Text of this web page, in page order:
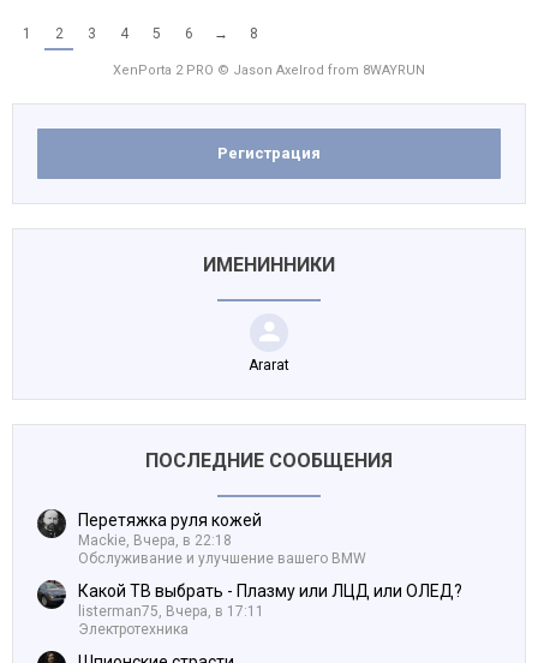
1 2 3 4 5 6 → 8
XenPorta 2 PRO © Jason Axelrod from 8WAYRUN
Регистрация
ИМЕНИННИКИ
Ararat
ПОСЛЕДНИЕ СООБЩЕНИЯ
Перетяжка руля кожей
Mackie, Вчера, в 22:18
Обслуживание и улучшение вашего BMW
Какой ТВ выбрать - Плазму или ЛЦД или ОЛЕД?
listerman75, Вчера, в 17:11
Электротехника